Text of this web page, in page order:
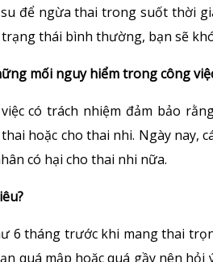
để ngừa thai trong suốt thời
thái bình thường, bạn sẽ
mối nguy hiểm trong công
có trách nhiệm đảm bảo
hoặc cho thai nhi. Ngày nay,
có hại cho thai nhi nữa.
6 tháng trước khi mang thai
quá mập hoặc quá gầy nên